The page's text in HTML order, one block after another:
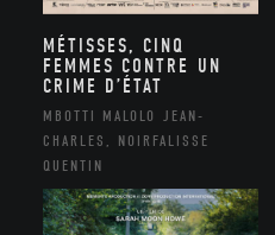
MÉTISSES, CINQ
FEMMES CONTRE UN
CRIME D’ÉTAT
MBOTTI MALOLO JEAN-
CHARLES, NOIRFALISSE
QUENTIN